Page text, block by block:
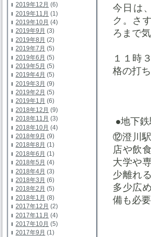
2019年12月 (6)
2019年11月 (1)
2019年10月 (4)
2019年9月 (3)
2019年8月 (2)
2019年7月 (5)
2019年6月 (5)
2019年5月 (5)
2019年4月 (5)
2019年3月 (9)
2019年2月 (5)
2019年1月 (6)
2018年12月 (9)
2018年11月 (3)
2018年10月 (4)
2018年9月 (9)
2018年8月 (1)
2018年6月 (1)
2018年5月 (4)
2018年4月 (3)
2018年3月 (6)
2018年2月 (5)
2018年1月 (8)
2017年12月 (2)
2017年11月 (4)
2017年10月 (5)
2017年9月 (1)
今日は
ク。さ
ろまで
１１時
格の打
●地下
⑫澄川
店や飲
大学や
少離れ
多少広
備も必要